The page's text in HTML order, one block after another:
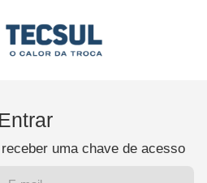
Entrar
uma chave de acesso